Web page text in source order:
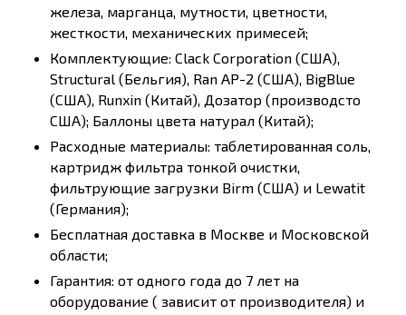
железа, марганца, мутности, цветности,
жесткости, механических примесей;
Комплектующие: Clack Corporation (США),
Structural (Бельгия), Ran AP-2 (США), BigBlue
(США), Runxin (Китай), Дозатор (производсто
США); Баллоны цвета натурал (Китай);
Расходные материалы: таблетированная соль,
картридж фильтра тонкой очистки,
фильтрующие загрузки Birm (США) и Lewatit
(Германия);
Бесплатная доставка в Москве и Московской
области;
Гарантия: от одного года до 7 лет на
оборудование ( зависит от производителя) и